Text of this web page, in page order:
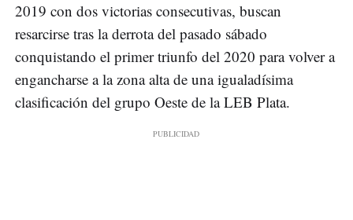
2019 con dos victorias consecutivas, buscan
resarcirse tras la derrota del pasado sábado
conquistando el primer triunfo del 2020 para volver a
engancharse a la zona alta de una igualadísima
clasificación del grupo Oeste de la LEB Plata.